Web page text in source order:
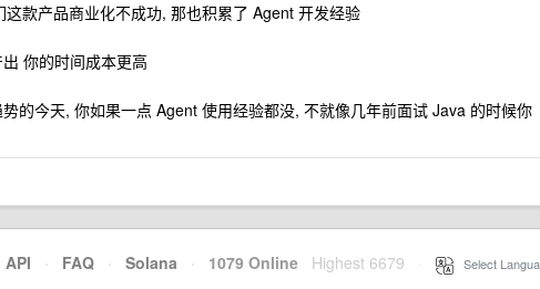
款产品商业化不成功, 那也积累了 Agent 开发经验
你的时间成本更高
的今天, 你如果一点 Agent 使用经验都没, 不就像几年前面试 Java 的时候你
API · FAQ · Solana · 1079 Online Highest 6679 Select